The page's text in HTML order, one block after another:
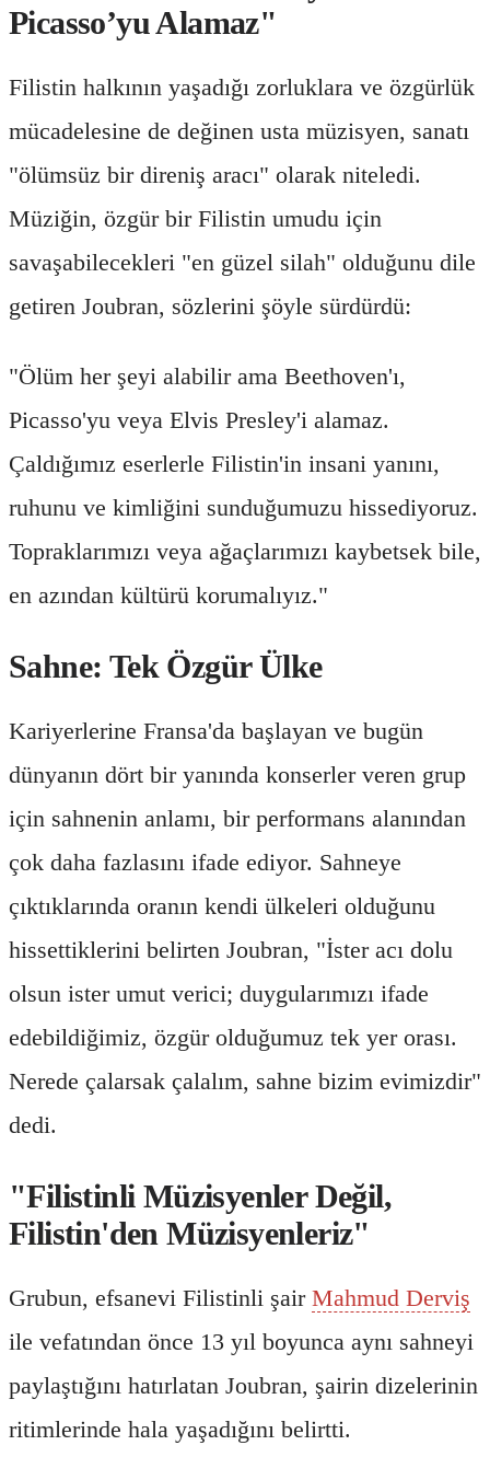
Picasso’yu Alamaz"
Filistin halkının yaşadığı zorluklara ve özgürlük
mücadelesine de değinen usta müzisyen, sanatı
"ölümsüz bir direniş aracı" olarak niteledi.
Müziğin, özgür bir Filistin umudu için
savaşabilecekleri "en güzel silah" olduğunu dile
getiren Joubran, sözlerini şöyle sürdürdü:
"Ölüm her şeyi alabilir ama Beethoven'ı,
Picasso'yu veya Elvis Presley'i alamaz.
Çaldığımız eserlerle Filistin'in insani yanını,
ruhunu ve kimliğini sunduğumuzu hissediyoruz.
Topraklarımızı veya ağaçlarımızı kaybetsek bile,
en azından kültürü korumalıyız."
Sahne: Tek Özgür Ülke
Kariyerlerine Fransa'da başlayan ve bugün
dünyanın dört bir yanında konserler veren grup
için sahnenin anlamı, bir performans alanından
çok daha fazlasını ifade ediyor. Sahneye
çıktıklarında oranın kendi ülkeleri olduğunu
hissettiklerini belirten Joubran, "İster acı dolu
olsun ister umut verici; duygularımızı ifade
edebildiğimiz, özgür olduğumuz tek yer orası.
Nerede çalarsak çalalım, sahne bizim evimizdir"
dedi.
"Filistinli Müzisyenler Değil,
Filistin'den Müzisyenleriz"
Grubun, efsanevi Filistinli şair Mahmud Derviş
ile vefatından önce 13 yıl boyunca aynı sahneyi
paylaştığını hatırlatan Joubran, şairin dizelerinin
ritimlerinde hala yaşadığını belirtti.